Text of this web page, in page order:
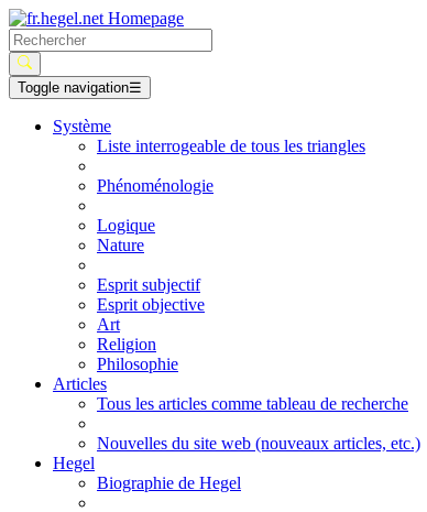
Toggle navigation☰
Système
Liste interrogeable de tous les triangles
Phénoménologie
Logique
Nature
Esprit subjectif
Esprit objective
Art
Religion
Philosophie
Articles
Tous les articles comme tableau de recherche
Nouvelles du site web (nouveaux articles, etc.)
Hegel
Biographie de Hegel